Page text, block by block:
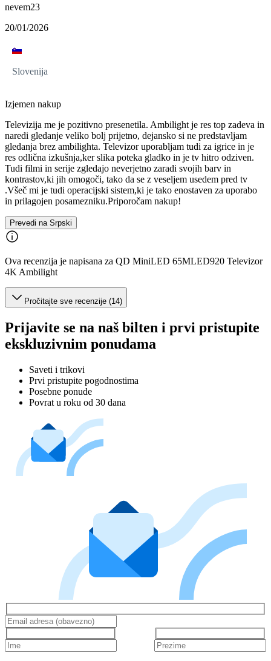
nevem23
20/01/2026
Slovenija
Izjemen nakup
Televizija me je pozitivno presenetila. Ambilight je res top zadeva in
naredi gledanje veliko bolj prijetno, dejansko si ne predstavljam
gledanja brez ambilighta. Televizor uporabljam tudi za igrice in je
res odlična izkušnja,ker slika poteka gladko in je tv hitro odziven.
Tudi filmi in serije zgledajo neverjetno zaradi svojih barv in
kontrastov,ki jih omogoči, tako da se z veseljem usedem pred tv
.Všeč mi je tudi operacijski sistem,ki je tako enostaven za uporabo
in prilagojen posamezniku.Priporočam nakup!
Prevedi na Srpski
Ova recenzija je napisana za QD MiniLED 65MLED920 Televizor
4K Ambilight
Pročitajte sve recenzije (14)
Prijavite se na naš bilten i prvi pristupite
ekskluzivnim ponudama
Saveti i trikovi
Prvi pristupite pogodnostima
Posebne ponude
Povrat u roku od 30 dana